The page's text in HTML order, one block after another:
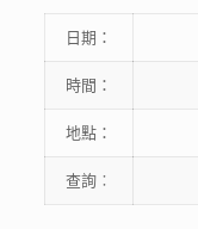
日期：
時間：
地點：
查詢︰